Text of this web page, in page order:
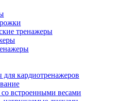
тренажеры
для кардиотренажеров
встроенными весами